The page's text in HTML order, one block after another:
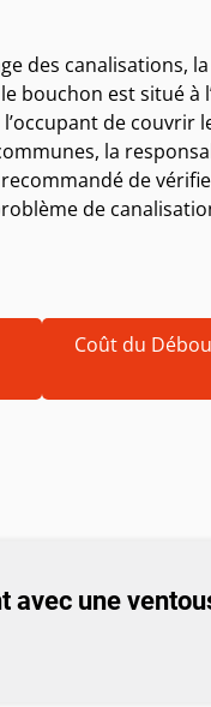
des canalisations,
bouchon est situé
de couvrir
la
de
de
Coût du
avec une